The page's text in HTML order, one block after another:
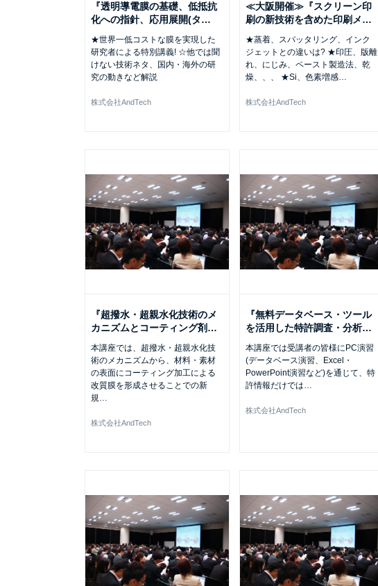
『透明導電膜の基礎、低抵抗
化への指針、応用展開(タ…
★世界一低コストな膜を実現した
研究者による特別講義! ☆他では聞
けない技術ネタ、国内・海外の研
究の動きなど解説
株式会社AndTech
≪大阪開催≫『スクリーン印
刷の新技術を含めた印刷メ…
★蒸着、スパッタリング、インク
ジェットとの違いは? ★印圧、版離
れ、にじみ、ペースト製造法、乾
燥、、、 ★Si、色素増感…
株式会社AndTech
『超撥水・超親水化技術のメ
カニズムとコーティング剤…
本講座では、超撥水・超親水化技
術のメカニズムから、材料・素材
の表面にコーティング加工による
改質膜を形成させることでの新
規…
株式会社AndTech
『無料データベース・ツール
を活用した特許調査・分析…
本講座では受講者の皆様にPC演習
(データベース演習、Excel・
PowerPoint演習など)を通じて、特
許情報だけでは…
株式会社AndTech